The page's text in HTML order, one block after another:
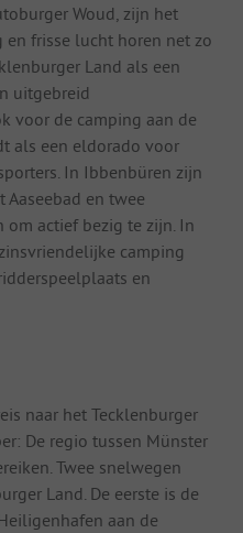
Woud, zijn het
en frisse lucht horen net zo
Land als een
uitgebreid
voor de camping aan de
als een eldorado voor
In Ibbenbüren zijn
Aaseebad en twee
actief bezig te zijn. In
camping
en
naar het Tecklenburger
De regio tussen Münster
Twee snelwegen
Land. De eerste is de
aan de